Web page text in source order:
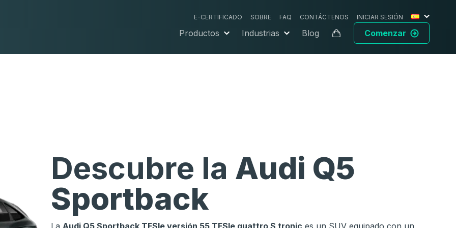
E-CERTIFICADO SOBRE FAQ CONTÁCTENOS INICIAR SESIÓN
Productos Industrias Blog Comenzar
Descubre la Audi Q5
Sportback
La Audi Q5 Sportback TFSIe versión 55 TFSIe quattro S tronic es un SUV equipado con un